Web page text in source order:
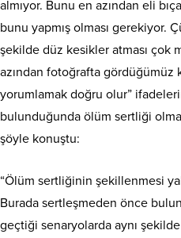
almıyor. Bunu en azından eli
bunu yapmış olması gerekiyor.
şekilde düz kesikler atması çok
azından fotoğrafta gördüğümüz
yorumlamak doğru olur”
bulunduğunda ölüm sertliği
şöyle konuştu:
“Ölüm sertliğinin şekillenmesi
Burada sertleşmeden önce
geçtiği senaryolarda aynı